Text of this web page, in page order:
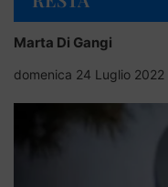
Marta Di Gangi
domenica 24 Luglio 2022